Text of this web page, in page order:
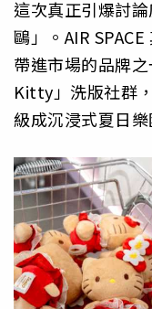
這次真正引爆討
鷗」。AIR
帶進市場的品牌
Kitty」洗版社群
級成沉浸式夏日樂